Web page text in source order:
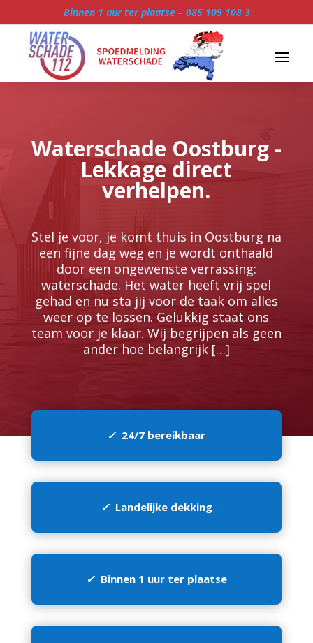
Binnen 1 uur ter plaatse – 085 109 108 3
Waterschade Oostburg -
Lekkage direct
verhelpen.
Stel je voor, je komt thuis in Oostburg na
een fijne dag weg en je wordt onthaald
door een ongewenste verrassing:
waterschade.​ Het water heeft vrij spel
gehad en nu sta jij voor de taak om alles
weer op te lossen.​ Gelukkig staat ons
team voor je klaar.​ Wij begrijpen als geen
ander hoe belangrijk […]
✓ 24/7 bereikbaar
✓ Landelijke dekking
✓Binnen 1 uur ter plaatse